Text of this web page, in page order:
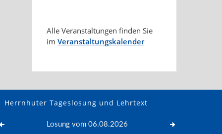
Alle Veranstaltungen finden Sie
im Veranstaltungskalender
Herrnhuter Tageslosung und Lehrtext